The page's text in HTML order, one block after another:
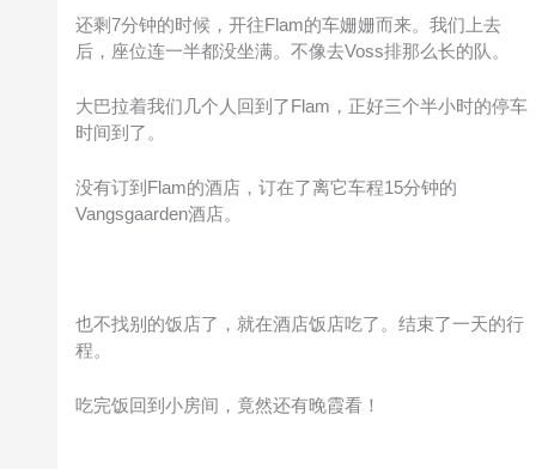
还剩7分钟的时候，开往Flam的车姗姗而来。我们上去
后，座位连一半都没坐满。不像去Voss排那么长的队。
大巴拉着我们几个人回到了Flam，正好三个半小时的停车
时间到了。
没有订到Flam的酒店，订在了离它车程15分钟的
Vangsgaarden酒店。
也不找别的饭店了，就在酒店饭店吃了。结束了一天的行
程。
吃完饭回到小房间，竟然还有晚霞看！